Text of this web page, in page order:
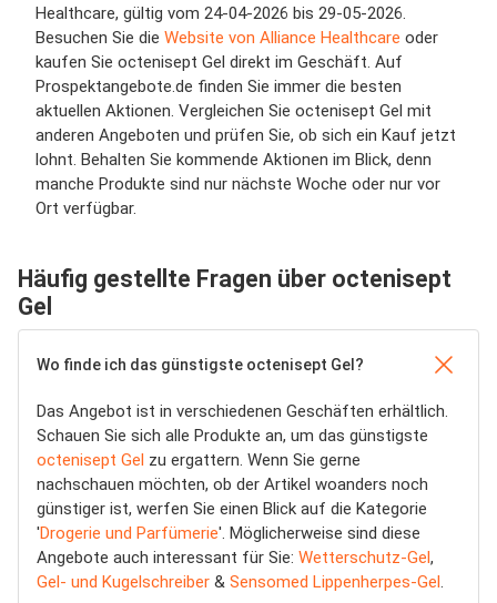
Healthcare, gültig vom 24-04-2026 bis 29-05-2026.
Besuchen Sie die Website von Alliance Healthcare oder
kaufen Sie octenisept Gel direkt im Geschäft. Auf
Prospektangebote.de finden Sie immer die besten
aktuellen Aktionen. Vergleichen Sie octenisept Gel mit
anderen Angeboten und prüfen Sie, ob sich ein Kauf jetzt
lohnt. Behalten Sie kommende Aktionen im Blick, denn
manche Produkte sind nur nächste Woche oder nur vor
Ort verfügbar.
Häufig gestellte Fragen über octenisept
Gel
Wo finde ich das günstigste octenisept Gel?
Das Angebot ist in verschiedenen Geschäften erhältlich.
Schauen Sie sich alle Produkte an, um das günstigste
octenisept Gel zu ergattern. Wenn Sie gerne
nachschauen möchten, ob der Artikel woanders noch
günstiger ist, werfen Sie einen Blick auf die Kategorie
'Drogerie und Parfümerie'. Möglicherweise sind diese
Angebote auch interessant für Sie: Wetterschutz-Gel,
Gel- und Kugelschreiber & Sensomed Lippenherpes-Gel.